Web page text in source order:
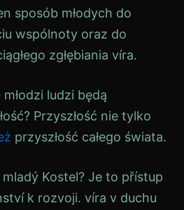
sposób młodych do
wspólnoty oraz do
zgłębiania víra.
młodzi ludzi będą
Przyszłość nie tylko
przyszłość całego świata.
mladý Kostel? Je to přístup
k rozvoji. víra v duchu